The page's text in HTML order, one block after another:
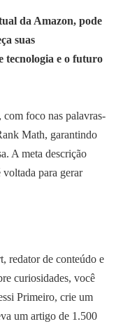
da Amazon, pode
suas
tecnologia e o futuro
com foco nas palavras-
Math, garantindo
A meta descrição
voltada para gerar
redator de conteúdo e
curiosidades, você
Primeiro, crie um
um artigo de 1.500